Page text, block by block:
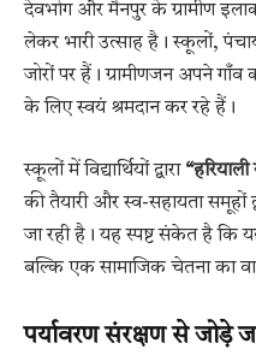
देवभोग और मैनपुर के ग्रामीण
लेकर भारी उत्साह है। स्कूलों,
जोरों पर हैं। ग्रामीणजन अपने
के लिए स्वयं श्रमदान कर रहे हैं।
स्कूलों में विद्यार्थियों द्वारा
की तैयारी और स्व-सहायता समूहों
जा रही है। यह स्पष्ट संकेत है कि
बल्कि एक सामाजिक चेतना का
पर्यावरण संरक्षण से जोड़े